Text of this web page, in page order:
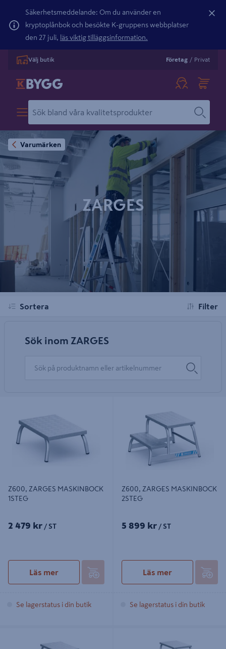
Säkerhetsmeddelande: Om du använder en
kryptoplånbok och besökte K-gruppens webbplatser
den 27 juli, läs viktig tilläggsinformation.
Välj butik Företag / Privat
Varumärken
ZARGES
Sortera Filter
Sök inom ZARGES
Z600, ZARGES MASKINBOCK
1STEG
2 479 kr / ST
Läs mer
Se lagerstatus i din butik
Z600, ZARGES MASKINBOCK
2STEG
5 899 kr / ST
Läs mer
Se lagerstatus i din butik